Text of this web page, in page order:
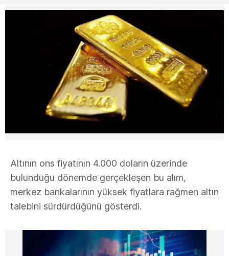
Altının ons fiyatının 4.000 doların üzerinde
bulunduğu dönemde gerçekleşen bu alım,
merkez bankalarının yüksek fiyatlara rağmen altın
talebini sürdürdüğünü gösterdi.